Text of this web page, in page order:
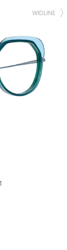
WIDLINE